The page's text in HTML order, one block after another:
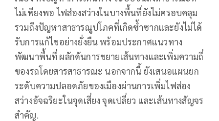
ไม่เพียงพอ ไฟส่องสว่างในบางพื้นที่ยังไม่ครอบคลุม
รวมถึงปัญหาสาธารณูปโภคที่เกิดซ้ำซากและยังไม่ได้
รับการแก้ไขอย่างยั่งยืน พร้อมประกาศแนวทาง
พัฒนาพื้นที่ ผลักดันการขยายเส้นทางและเพิ่มความถี่
ของรถโดยสารสาธารณะ นอกจากนี้ ยังเสนอแผนยก
ระดับความปลอดภัยของเมืองผ่านการเพิ่มไฟส่อง
สว่างอัจฉริยะในจุดเสี่ยง จุดเปลี่ยว และเส้นทางสัญจร
สำคัญ.